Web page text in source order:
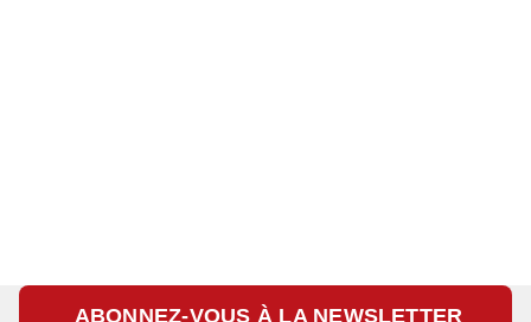
ABONNEZ-VOUS À LA NEWSLETTER